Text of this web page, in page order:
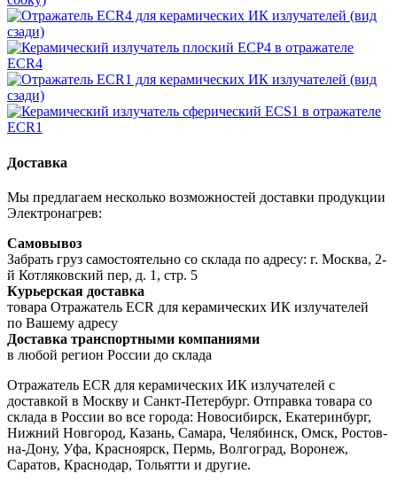
Доставка
Мы предлагаем несколько возможностей доставки продукции
Электронагрев:
Самовывоз
Забрать груз самостоятельно со склада по адресу: г. Москва, 2-
й Котляковский пер, д. 1, стр. 5
Курьерская доставка
товара Отражатель ECR для керамических ИК излучателей
по Вашему адресу
Доставка транспортными компаниями
в любой регион России до склада
Отражатель ECR для керамических ИК излучателей с
доставкой в Москву и Санкт-Петербург. Отправка товара со
склада в России во все города: Новосибирск, Екатеринбург,
Нижний Новгород, Казань, Самара, Челябинск, Омск, Ростов-
на-Дону, Уфа, Красноярск, Пермь, Волгоград, Воронеж,
Саратов, Краснодар, Тольятти и другие.